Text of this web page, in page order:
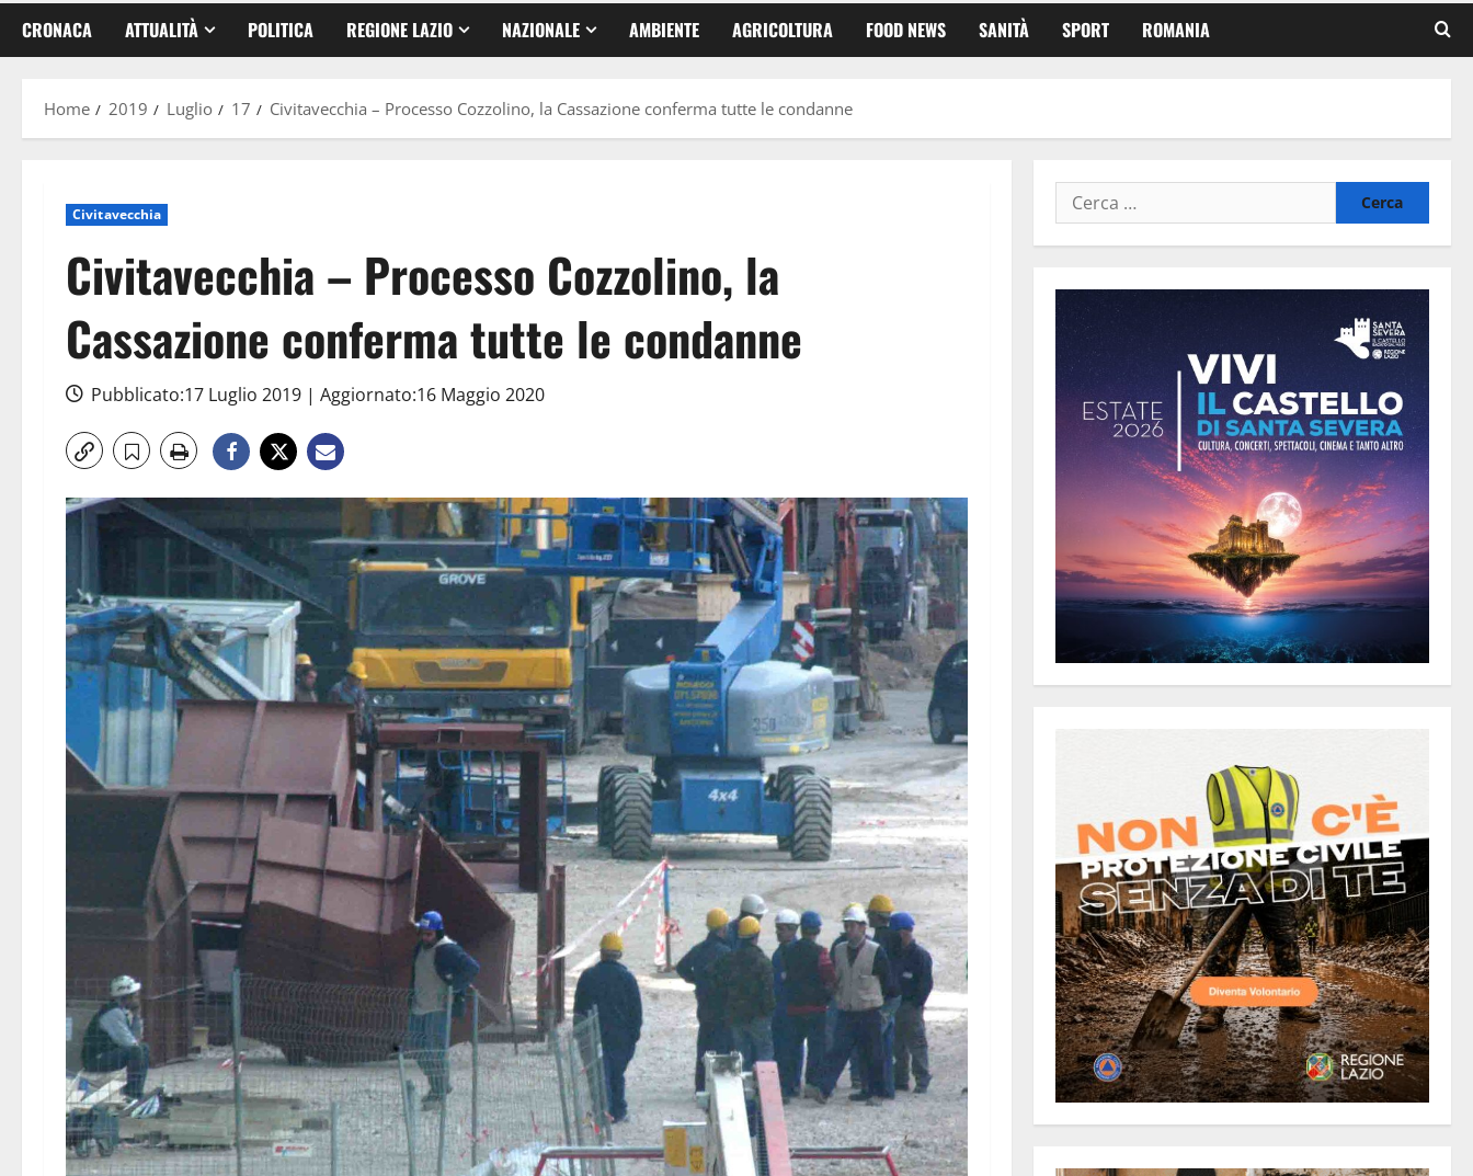
CRONACA ATTUALITÀ POLITICA REGIONE LAZIO NAZIONALE AMBIENTE AGRICOLTURA FOOD NEWS SANITÀ SPORT ROMANIA
Home 2019 Luglio 17 Civitavecchia – Processo Cozzolino, la Cassazione conferma tutte le condanne
Civitavecchia
Civitavecchia – Processo Cozzolino, la
Cassazione conferma tutte le condanne
Pubblicato:17 Luglio 2019 | Aggiornato:16 Maggio 2020
Ricerca
per: